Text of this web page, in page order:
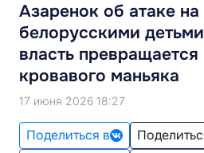
Азаренок об атаке на
белорусскими
власть
кровавого маньяка
17 июня 2026 18:27
Поделиться в